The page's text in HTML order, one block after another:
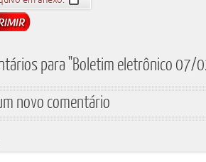
para "Boletim eletrônico
novo comentário